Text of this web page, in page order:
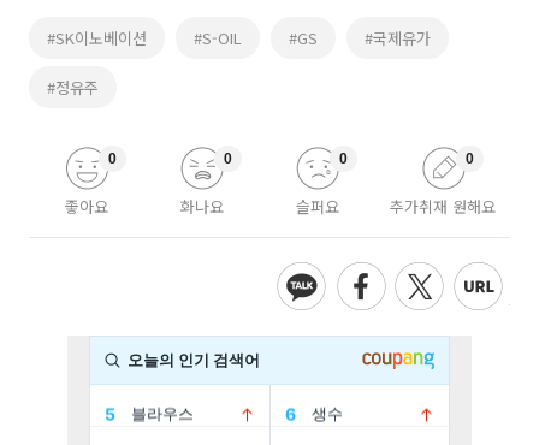
#SK이노베이션 #S-OIL #GS #국제유가
#정유주
좋아요
0
화나요
0
슬퍼요
0
추가취재 원해요
0